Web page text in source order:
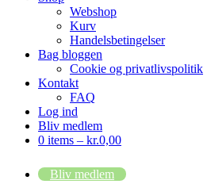
Webshop
Kurv
Handelsbetingelser
Bag bloggen
Cookie og privatlivspolitik
Kontakt
FAQ
Log ind
Bliv medlem
0 items – kr.0,00
Bliv medlem